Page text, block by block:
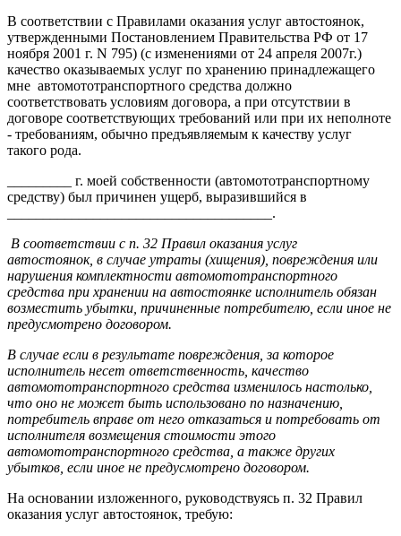
В соответствии с Правилами оказания услуг автостоянок,
утвержденными Постановлением Правительства РФ от 17
ноября 2001 г. N 795) (с изменениями от 24 апреля 2007г.)
качество оказываемых услуг по хранению принадлежащего
мне автомототранспортного средства должно
соответствовать условиям договора, а при отсутствии в
договоре соответствующих требований или при их неполноте
- требованиям, обычно предъявляемым к качеству услуг
такого рода.
_________ г. моей собственности (автомототранспортному
средству) был причинен ущерб, выразившийся в
_____________________________________.
В соответствии с п. 32 Правил оказания услуг
автостоянок, в случае утраты (хищения), повреждения или
нарушения комплектности автомототранспортного
средства при хранении на автостоянке исполнитель обязан
возместить убытки, причиненные потребителю, если иное не
предусмотрено договором.
В случае если в результате повреждения, за которое
исполнитель несет ответственность, качество
автомототранспортного средства изменилось настолько,
что оно не может быть использовано по назначению,
потребитель вправе от него отказаться и потребовать от
исполнителя возмещения стоимости этого
автомототранспортного средства, а также других
убытков, если иное не предусмотрено договором.
На основании изложенного, руководствуясь п. 32 Правил
оказания услуг автостоянок, требую: